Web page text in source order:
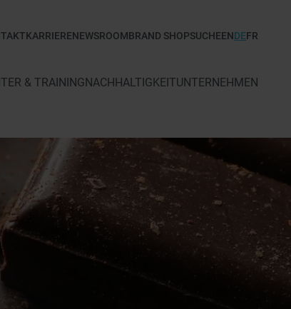
KARRIERENEWSROOMBRAND SHOPSUCHEENDEFR
& TRAINING NACHHALTIGKEITUNTERNEHMEN